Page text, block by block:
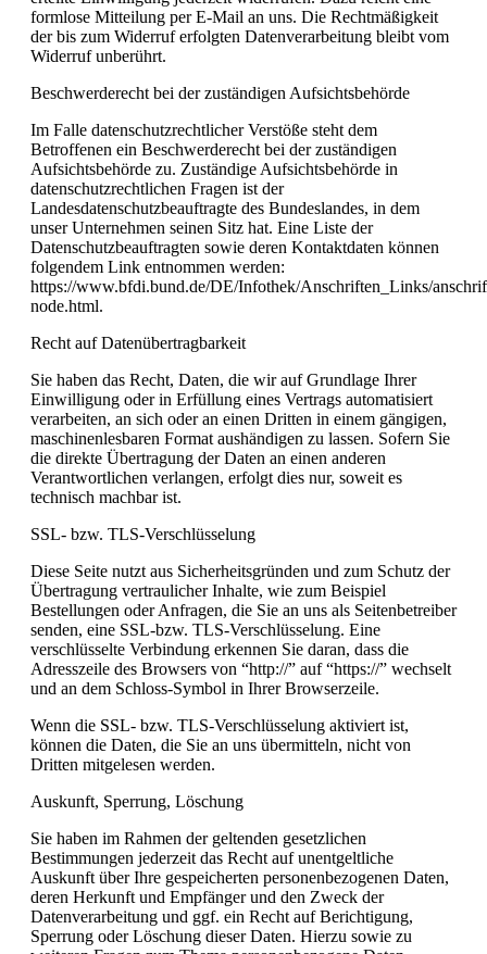
formlose Mitteilung per E-Mail an uns. Die Rechtmäßigkeit
der bis zum Widerruf erfolgten Datenverarbeitung bleibt vom
Widerruf unberührt.
Beschwerderecht bei der zuständigen Aufsichtsbehörde
Im Falle datenschutzrechtlicher Verstöße steht dem
Betroffenen ein Beschwerderecht bei der zuständigen
Aufsichtsbehörde zu. Zuständige Aufsichtsbehörde in
datenschutzrechtlichen Fragen ist der
Landesdatenschutzbeauftragte des Bundeslandes, in dem
unser Unternehmen seinen Sitz hat. Eine Liste der
Datenschutzbeauftragten sowie deren Kontaktdaten können
folgendem Link entnommen werden:
https://www.bfdi.bund.de/DE/Infothek/Anschriften_Links/
node.html.
Recht auf Datenübertragbarkeit
Sie haben das Recht, Daten, die wir auf Grundlage Ihrer
Einwilligung oder in Erfüllung eines Vertrags automatisiert
verarbeiten, an sich oder an einen Dritten in einem gängigen,
maschinenlesbaren Format aushändigen zu lassen. Sofern Sie
die direkte Übertragung der Daten an einen anderen
Verantwortlichen verlangen, erfolgt dies nur, soweit es
technisch machbar ist.
SSL- bzw. TLS-Verschlüsselung
Diese Seite nutzt aus Sicherheitsgründen und zum Schutz der
Übertragung vertraulicher Inhalte, wie zum Beispiel
Bestellungen oder Anfragen, die Sie an uns als Seitenbetreiber
senden, eine SSL-bzw. TLS-Verschlüsselung. Eine
verschlüsselte Verbindung erkennen Sie daran, dass die
Adresszeile des Browsers von “http://” auf “https://” wechselt
und an dem Schloss-Symbol in Ihrer Browserzeile.
Wenn die SSL- bzw. TLS-Verschlüsselung aktiviert ist,
können die Daten, die Sie an uns übermitteln, nicht von
Dritten mitgelesen werden.
Auskunft, Sperrung, Löschung
Sie haben im Rahmen der geltenden gesetzlichen
Bestimmungen jederzeit das Recht auf unentgeltliche
Auskunft über Ihre gespeicherten personenbezogenen Daten,
deren Herkunft und Empfänger und den Zweck der
Datenverarbeitung und ggf. ein Recht auf Berichtigung,
Sperrung oder Löschung dieser Daten. Hierzu sowie zu